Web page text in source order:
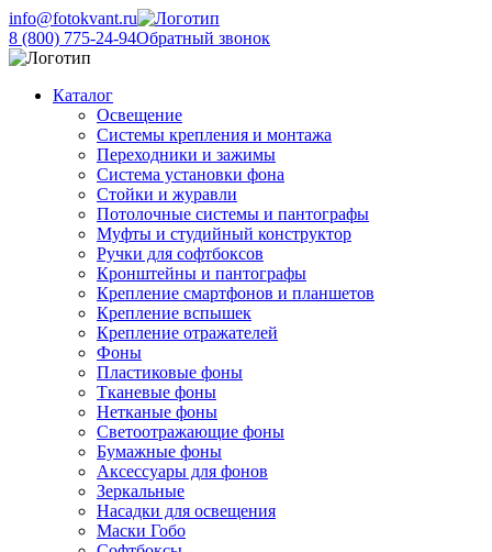
info@fotokvant.ru
8 (800) 775-24-94Обратный звонок
Каталог
Освещение
Системы крепления и монтажа
Переходники и зажимы
Система установки фона
Стойки и журавли
Потолочные системы и пантографы
Муфты и студийный конструктор
Ручки для софтбоксов
Кронштейны и пантографы
Крепление смартфонов и планшетов
Крепление вспышек
Крепление отражателей
Фоны
Пластиковые фоны
Тканевые фоны
Нетканые фоны
Светоотражающие фоны
Бумажные фоны
Аксессуары для фонов
Зеркальные
Насадки для освещения
Маски Гобо